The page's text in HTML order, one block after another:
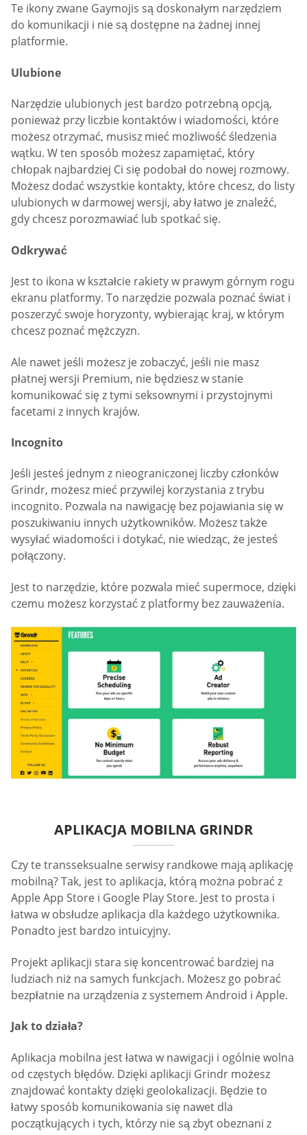
Te ikony zwane Gaymojis są doskonałym narzędziem
do komunikacji i nie są dostępne na żadnej innej
platformie.
Ulubione
Narzędzie ulubionych jest bardzo potrzebną opcją,
ponieważ przy liczbie kontaktów i wiadomości, które
możesz otrzymać, musisz mieć możliwość śledzenia
wątku. W ten sposób możesz zapamiętać, który
chłopak najbardziej Ci się podobał do nowej rozmowy.
Możesz dodać wszystkie kontakty, które chcesz, do listy
ulubionych w darmowej wersji, aby łatwo je znaleźć,
gdy chcesz porozmawiać lub spotkać się.
Odkrywać
Jest to ikona w kształcie rakiety w prawym górnym rogu
ekranu platformy. To narzędzie pozwala poznać świat i
poszerzyć swoje horyzonty, wybierając kraj, w którym
chcesz poznać mężczyzn.
Ale nawet jeśli możesz je zobaczyć, jeśli nie masz
płatnej wersji Premium, nie będziesz w stanie
komunikować się z tymi seksownymi i przystojnymi
facetami z innych krajów.
Incognito
Jeśli jesteś jednym z nieograniczonej liczby członków
Grindr, możesz mieć przywilej korzystania z trybu
incognito. Pozwala na nawigację bez pojawiania się w
poszukiwaniu innych użytkowników. Możesz także
wysyłać wiadomości i dotykać, nie wiedząc, że jesteś
połączony.
Jest to narzędzie, które pozwala mieć supermoce, dzięki
czemu możesz korzystać z platformy bez zauważenia.
APLIKACJA MOBILNA GRINDR
Czy te transseksualne serwisy randkowe mają aplikację
mobilną? Tak, jest to aplikacja, którą można pobrać z
Apple App Store i Google Play Store. Jest to prosta i
łatwa w obsłudze aplikacja dla każdego użytkownika.
Ponadto jest bardzo intuicyjny.
Projekt aplikacji stara się koncentrować bardziej na
ludziach niż na samych funkcjach. Możesz go pobrać
bezpłatnie na urządzenia z systemem Android i Apple.
Jak to działa?
Aplikacja mobilna jest łatwa w nawigacji i ogólnie wolna
od częstych błędów. Dzięki aplikacji Grindr możesz
znajdować kontakty dzięki geolokalizacji. Będzie to
łatwy sposób komunikowania się nawet dla
początkujących i tych, którzy nie są zbyt obeznani z